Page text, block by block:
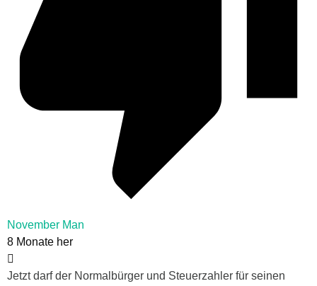
November Man
8 Monate her
Jetzt darf der Normalbürger und Steuerzahler für seinen